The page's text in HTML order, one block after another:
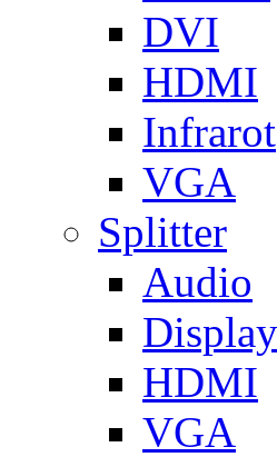
DVI
HDMI
Infrarot
VGA
Splitter
Audio
HDMI
VGA